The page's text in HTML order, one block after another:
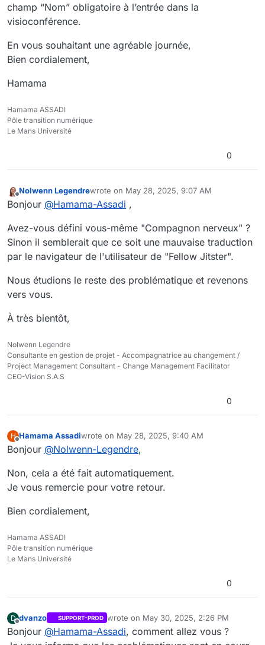
champ “Nom” obligatoire à l’entrée dans la
visioconférence.
En vous souhaitant une agréable journée,
Bien cordialement,
Hamama
Hamama ASSADI
Pôle transition numérique
Le Mans Université
0
Offline
Nolwenn Legendrewrote on May 28, 2025, 9:07 AM
last edited by
Bonjour @Hamama-Assadi ,
Avez-vous défini vous-même "Compagnon nerveux" ?
Sinon il semblerait que ce soit une mauvaise traduction
par le navigateur de l'utilisateur de "Fellow Jitster".
Nous étudions le reste des problématique et revenons
vers vous.
À très bientôt,
Nolwenn Legendre
Consultante en gestion de projet - Accompagnatrice au changement /
Project Management Consultant - Change Management Facilitator
CEO-Vision S.A.S
0
H
Offline
Hamama Assadiwrote on May 28, 2025, 9:40 AM
last edited by
Bonjour @Nolwenn-Legendre,
Non, cela a été fait automatiquement.
Je vous remercie pour votre retour.
Bien cordialement,
Hamama ASSADI
Pôle transition numérique
Le Mans Université
0
D
Offline
dvanzo SUPPORT-PROD wrote on May 30, 2025, 2:26 PM
last edited by
Bonjour @Hamama-Assadi, comment allez vous ?